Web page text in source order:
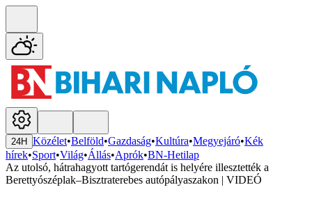
24H Közélet•Belföld•Gazdaság•Kultúra•Megyejáró•Kék
hírek•Sport•Világ•Állás•Aprók•BN-Hetilap
Az utolsó, hátrahagyott tartógerendát is helyére illesztették a
Berettyószéplak–Bisztraterebes autópályaszakon | VIDEÓ